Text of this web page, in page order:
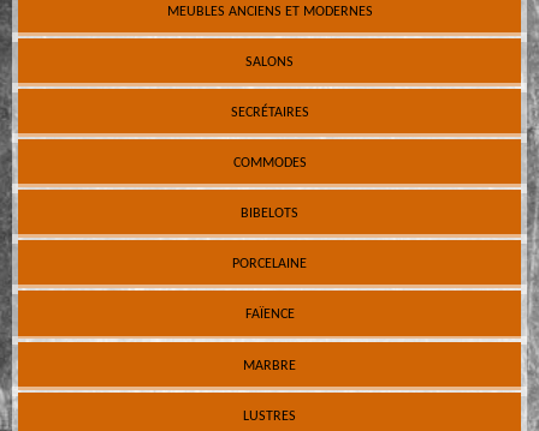
MEUBLES ANCIENS ET MODERNES
SALONS
SECRÉTAIRES
COMMODES
BIBELOTS
PORCELAINE
FAÏENCE
MARBRE
LUSTRES